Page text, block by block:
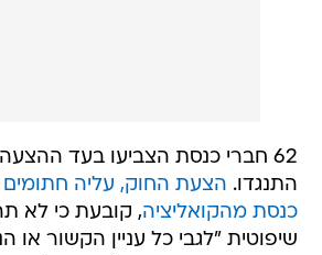
כנסת מהקואליציה, קובעת כי לא
שיפוטית "לגבי כל עניין הקשור או
שר והעברתו מכהונה". דרעי לא
ההצבעה ולא השתתף בה.